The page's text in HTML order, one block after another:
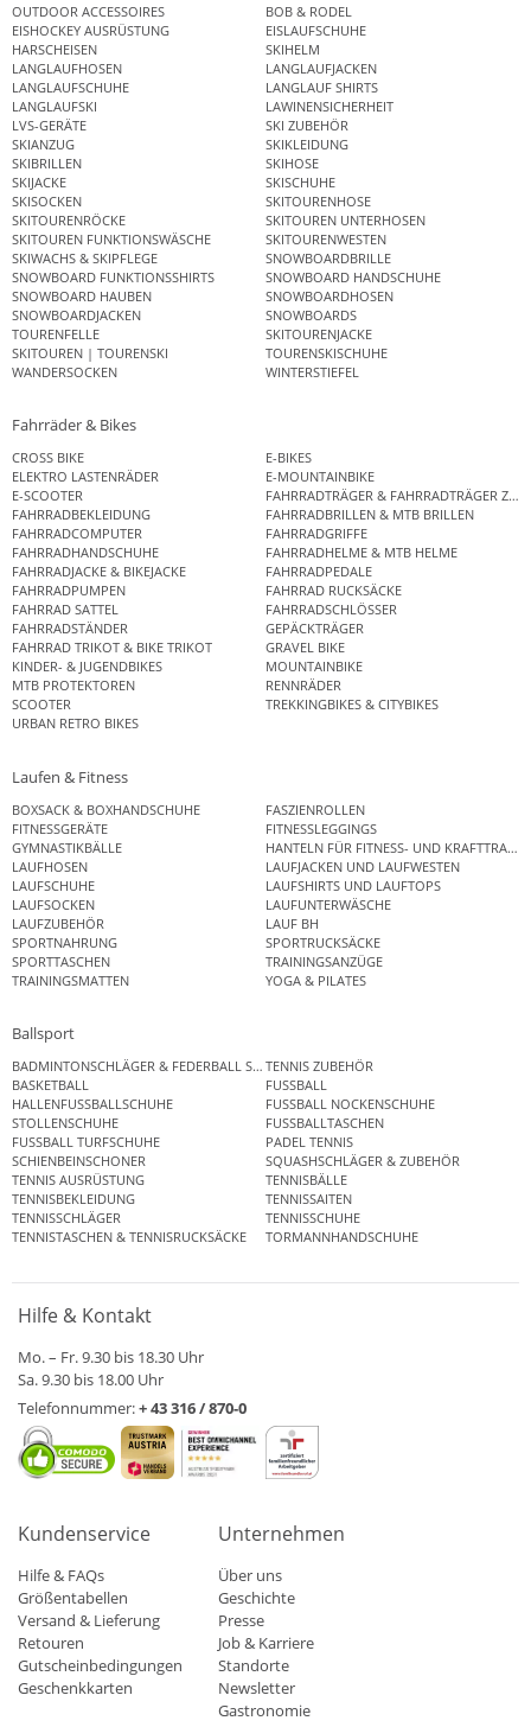
OUTDOOR ACCESSOIRES
BOB & RODEL
EISHOCKEY AUSRÜSTUNG
EISLAUFSCHUHE
HARSCHEISEN
SKIHELM
LANGLAUFHOSEN
LANGLAUFJACKEN
LANGLAUFSCHUHE
LANGLAUF SHIRTS
LANGLAUFSKI
LAWINENSICHERHEIT
LVS-GERÄTE
SKI ZUBEHÖR
SKIANZUG
SKIKLEIDUNG
SKIBRILLEN
SKIHOSE
SKIJACKE
SKISCHUHE
SKISOCKEN
SKITOURENHOSE
SKITOURENRÖCKE
SKITOUREN UNTERHOSEN
SKITOUREN FUNKTIONSWÄSCHE
SKITOURENWESTEN
SKIWACHS & SKIPFLEGE
SNOWBOARDBRILLE
SNOWBOARD FUNKTIONSSHIRTS
SNOWBOARD HANDSCHUHE
SNOWBOARD HAUBEN
SNOWBOARDHOSEN
SNOWBOARDJACKEN
SNOWBOARDS
TOURENFELLE
SKITOURENJACKE
SKITOUREN | TOURENSKI
TOURENSKISCHUHE
WANDERSOCKEN
WINTERSTIEFEL
Fahrräder & Bikes
CROSS BIKE
E-BIKES
ELEKTRO LASTENRÄDER
E-MOUNTAINBIKE
E-SCOOTER
FAHRRADTRÄGER & FAHRRADTRÄGER
FAHRRADBEKLEIDUNG
FAHRRADBRILLEN & MTB BRILLEN
FAHRRADCOMPUTER
FAHRRADGRIFFE
FAHRRADHANDSCHUHE
FAHRRADHELME & MTB HELME
FAHRRADJACKE & BIKEJACKE
FAHRRADPEDALE
FAHRRADPUMPEN
FAHRRAD RUCKSÄCKE
FAHRRAD SATTEL
FAHRRADSCHLÖSSER
FAHRRADSTÄNDER
GEPÄCKTRÄGER
FAHRRAD TRIKOT & BIKE TRIKOT
GRAVEL BIKE
KINDER- & JUGENDBIKES
MOUNTAINBIKE
MTB PROTEKTOREN
RENNRÄDER
SCOOTER
TREKKINGBIKES & CITYBIKES
URBAN RETRO BIKES
Laufen & Fitness
BOXSACK & BOXHANDSCHUHE
FASZIENROLLEN
FITNESSGERÄTE
FITNESSLEGGINGS
GYMNASTIKBÄLLE
HANTELN FÜR FITNESS- UND
LAUFHOSEN
LAUFJACKEN UND LAUFWESTEN
LAUFSCHUHE
LAUFSHIRTS UND LAUFTOPS
LAUFSOCKEN
LAUFUNTERWÄSCHE
LAUFZUBEHÖR
LAUF BH
SPORTNAHRUNG
SPORTRUCKSÄCKE
SPORTTASCHEN
TRAININGSANZÜGE
TRAININGSMATTEN
YOGA & PILATES
Ballsport
BADMINTONSCHLÄGER & FEDERBALL SETSTENNIS ZUBEHÖR
BASKETBALL
FUSSBALL
HALLENFUSSBALLSCHUHE
FUSSBALL NOCKENSCHUHE
STOLLENSCHUHE
FUSSBALLTASCHEN
FUSSBALL TURFSCHUHE
PADEL TENNIS
SCHIENBEINSCHONER
SQUASHSCHLÄGER & ZUBEHÖR
TENNIS AUSRÜSTUNG
TENNISBÄLLE
TENNISBEKLEIDUNG
TENNISSAITEN
TENNISSCHLÄGER
TENNISSCHUHE
TENNISTASCHEN & TENNISRUCKSÄCKE
TORMANNHANDSCHUHE
Hilfe & Kontakt
Mo. – Fr. 9.30 bis 18.30 Uhr
Sa. 9.30 bis 18.00 Uhr
Telefonnummer:+ 43 316 / 870-0
Kundenservice
Hilfe & FAQs
Größentabellen
Versand & Lieferung
Retouren
Gutscheinbedingungen
Geschenkkarten
Unternehmen
Über uns
Geschichte
Presse
Job & Karriere
Standorte
Newsletter
Gastronomie